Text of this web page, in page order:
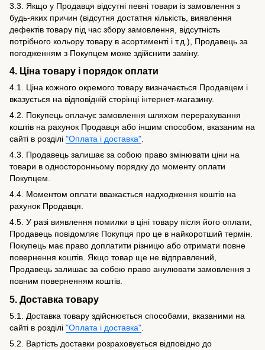
3.3. Якщо у Продавця відсутні певні товари із замовлення з
будь-яких причин (відсутня достатня кількість, виявлення
дефектів товару під час збору замовлення, відсутність
потрібного кольору товару в асортименті і т.д.), Продавець за
погодженням з Покупцем може здійснити заміну.
4. Ціна товару і порядок оплати
4.1. Ціна кожного окремого товару визначається Продавцем і
вказується на відповідній сторінці інтернет-магазину.
4.2. Покупець оплачує замовлення шляхом перерахування
коштів на рахунок Продавця або іншим способом, вказаним на
сайті в розділі "Оплата і доставка".
4.3. Продавець залишає за собою право змінювати ціни на
товари в односторонньому порядку до моменту оплати
Покупцем.
4.4. Моментом оплати вважається надходження коштів на
рахунок Продавця.
4.5. У разі виявлення помилки в ціні товару після його оплати,
Продавець повідомляє Покупця про це в найкоротший термін.
Покупець має право доплатити різницю або отримати повне
повернення коштів. Якщо товар ще не відправлений,
Продавець залишає за собою право анулювати замовлення з
повним поверненням коштів.
5. Доставка товару
5.1. Доставка товару здійснюється способами, вказаними на
сайті в розділі "Оплата і доставка"
5.2. Вартість доставки розраховується відповідно до